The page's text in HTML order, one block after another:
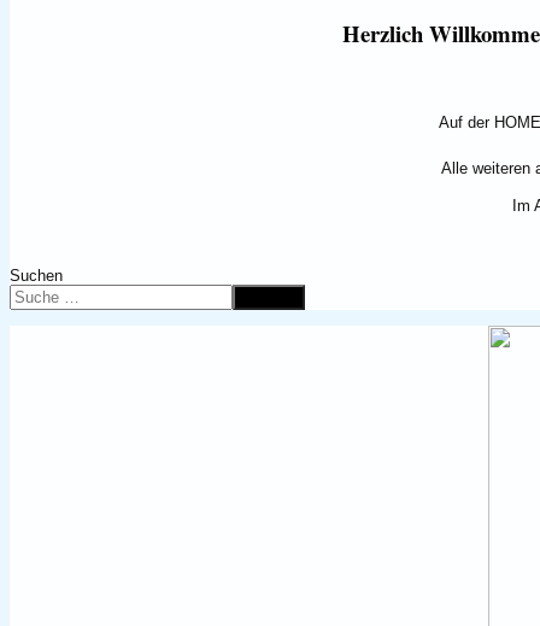
Herzlich
Auf der
Alle weiteren
Im
Suchen